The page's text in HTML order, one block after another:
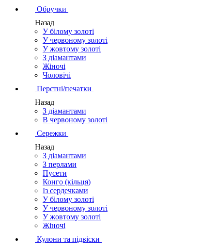
Обручки
Назад
У білому золоті
У червоному золоті
У жовтому золоті
З діамантами
Жіночі
Чоловічі
Перстні/печатки
Назад
З діамантами
В червоному золоті
Сережки
Назад
З діамантами
З перлами
Пусети
Конго (кільця)
Із сердечками
У білому золоті
У червоному золоті
У жовтому золоті
Жіночі
Кулони та підвіски